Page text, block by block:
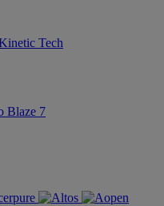
Tech
Blaze 7